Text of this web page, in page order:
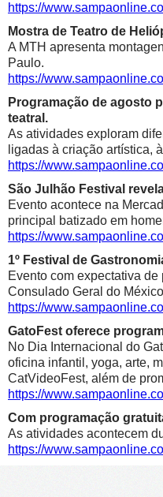
https://
Mostra de Teatro de
A MTH apresenta
Paulo.
https://
Programação de agosto
teatral.
As atividades exploram
ligadas à criação artística,
https://
São Julhão Festival
Evento acontece na
principal batizado em
https://
1º Festival de
Evento com expectativa
Consulado Geral do
https://
GatoFest oferece
No Dia Internacional do
oficina infantil, yoga, arte,
CatVideoFest, além de
https://
Com programação
As atividades acontecem
https://